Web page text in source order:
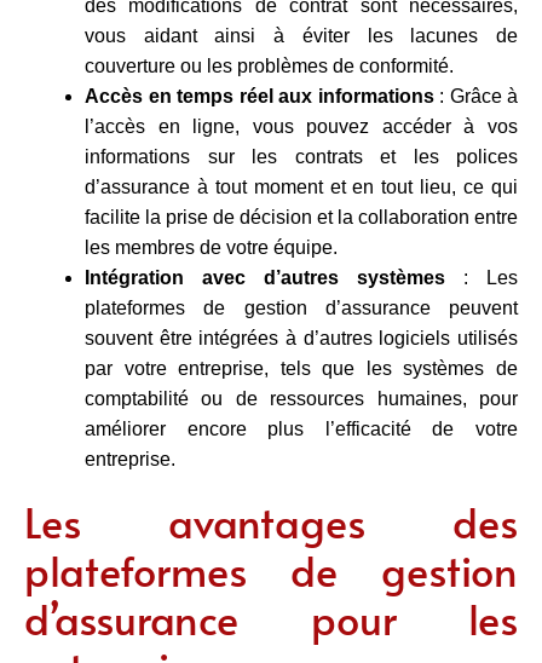
des modifications de contrat sont nécessaires,
vous aidant ainsi à éviter les lacunes de
couverture ou les problèmes de conformité.
Accès en temps réel aux informations: Grâce à
l’accès en ligne, vous pouvez accéder à vos
informations sur les contrats et les polices
d’assurance à tout moment et en tout lieu, ce qui
facilite la prise de décision et la collaboration entre
les membres de votre équipe.
Intégration avec d’autres systèmes : Les
plateformes de gestion d’assurance peuvent
souvent être intégrées à d’autres logiciels utilisés
par votre entreprise, tels que les systèmes de
comptabilité ou de ressources humaines, pour
améliorer encore plus l’efficacité de votre
entreprise.
Les avantages des
plateformes de gestion
d’assurance pour les